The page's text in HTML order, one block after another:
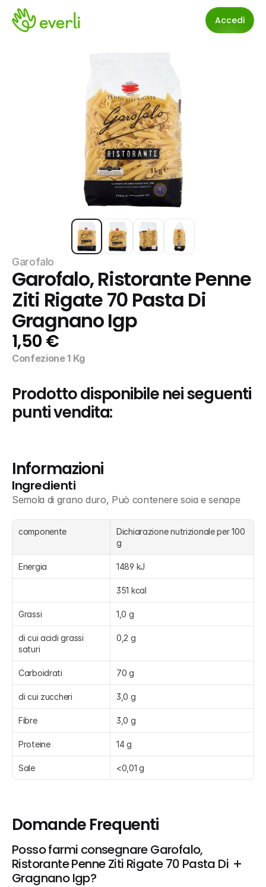
Accedi
Garofalo
Garofalo, Ristorante Penne
Ziti Rigate 70 Pasta Di
Gragnano Igp
1,50 €
Confezione 1 Kg
Prodotto disponibile nei seguenti
punti vendita:
Informazioni
Ingredienti
Semola di grano duro, Può contenere soia e senape
componente
Dichiarazione nutrizionale per 100
g
Energia 1489 kJ
351 kcal
Grassi 1,0 g
di cui acidi grassi
saturi
0,2 g
Carboidrati 70 g
di cui zuccheri 3,0 g
Fibre 3,0 g
Proteine 14 g
Sale <0,01 g
Domande Frequenti
Posso farmi consegnare Garofalo,
Ristorante Penne Ziti Rigate 70 Pasta Di
Gragnano Igp?